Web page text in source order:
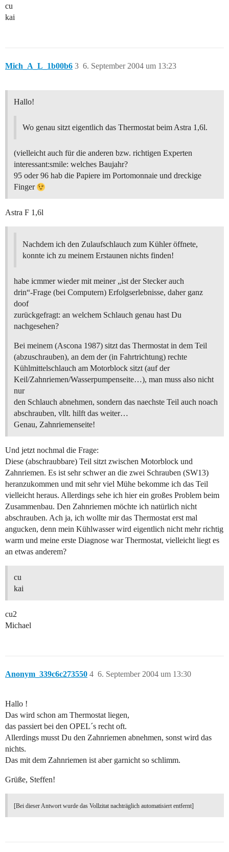
cu
kai
Mich_A_L_1b00b6 6. September 2004 um 13:23
3
Hallo!
Wo genau sitzt eigentlich das Thermostat beim Astra 1,6l.
(vielleicht auch für die anderen bzw. richtigen Experten
interessant:smile: welches Baujahr?
95 oder 96 hab die Papiere im Portomonnaie und dreckige
Finger
Astra F 1,6l
Nachdem ich den Zulaufschlauch zum Kühler öffnete,
konnte ich zu meinem Erstaunen nichts finden!
habe icmmer wieder mit meiner „ist der Stecker auch
drin“-Frage (bei Computern) Erfolgserlebnisse, daher ganz
doof
zurückgefragt: an welchem Schlauch genau hast Du
nachgesehen?
Bei meinem (Ascona 1987) sitzt das Thermostat in dem Teil
(abzuschrauben), an dem der (in Fahrtrichtung) rechte
Kühlmittelschlauch am Motorblock sitzt (auf der
Keil/Zahnriemen/Wasserpumpenseite…), man muss also nicht
nur
den Schlauch abnehmen, sondern das naechste Teil auch noach
abschrauben, vllt. hilft das weiter…
Genau, Zahnriemenseite!
Und jetzt nochmal die Frage:
Diese (abschraubbare) Teil sitzt zwischen Motorblock und
Zahnriemen. Es ist sehr schwer an die zwei Schrauben (SW13)
heranzukommen und mit sehr viel Mühe bekomme ich das Teil
vielleicht heraus. Allerdings sehe ich hier ein großes Problem beim
Zusammenbau. Den Zahnriemen möchte ich natürlich nicht
abschrauben. Ach ja, ich wollte mir das Thermostat erst mal
angucken, denn mein Kühlwasser wird eigentlich nicht mehr richtig
warm und meine erste Diagnose war Thermostat, vielleicht liegt es
an etwas anderem?
cu
kai
cu2
Michael
Anonym_339c6c273550 6. September 2004 um 13:30
4
Hallo !
Das wird schon am Thermostat liegen,
das passiert bei den OPEL´s recht oft.
Allerdings musst Du den Zahnriemen abnehmen, sonst wird das
nichts.
Das mit dem Zahnriemen ist aber garnicht so schlimm.
Grüße, Steffen!
[Bei dieser Antwort wurde das Vollzitat nachträglich automatisiert entfernt]